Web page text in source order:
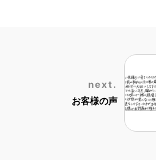
next.
お客様の声